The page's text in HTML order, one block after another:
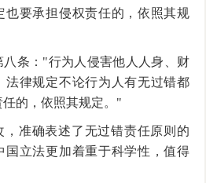
也要承担侵权责任的，依照其规
八条："行为人侵害他人人身、财
法律规定不论行为人有无过错都
的，依照其规定。"
，准确表述了无过错责任原则的
国立法更加着重于科学性，值得